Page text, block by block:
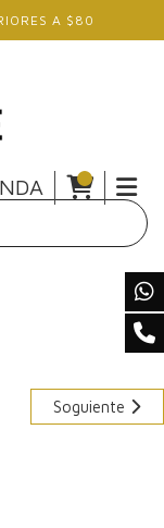
A $80
Soguiente